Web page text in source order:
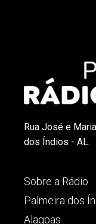
Rua José e
dos Índios - AL.
Sobre a Rádio
Palmeira dos
Alagoas